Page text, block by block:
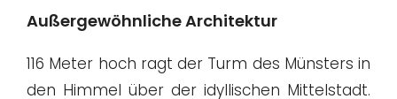
Außergewöhnliche Architektur
116 Meter hoch ragt der Turm des Münsters in
den Himmel über der idyllischen Mittelstadt.